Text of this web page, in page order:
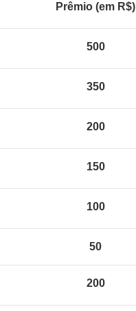
Prêmio (em R$)
500
350
200
150
100
50
200